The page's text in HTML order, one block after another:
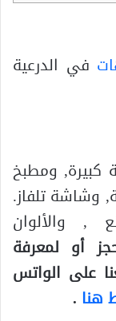
في الدرعية
صالة كبيرة, ومطبخ
وشاشة تلفاز.
, والألوان
أو لمعرفة
على الواتس
هنا .